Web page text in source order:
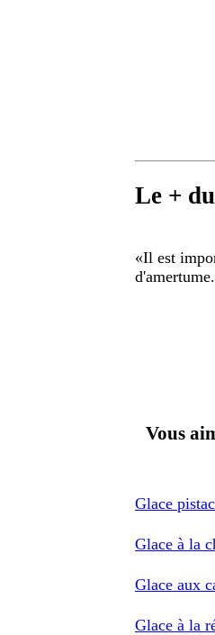
Le +
«Il est
d'amertume.
Vous
Glace
Glace à la
Glace aux
Glace à la